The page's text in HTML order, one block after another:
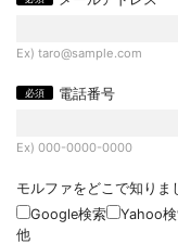
Ex) taro@sample.com
電話番号
Ex) 000-0000-0000
モルファをどこで知りま
Google検索
Yahoo
他